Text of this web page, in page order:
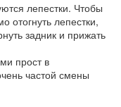
лепестки. Чтобы
отогнуть лепестки,
задник и прижать
прост в
частой смены